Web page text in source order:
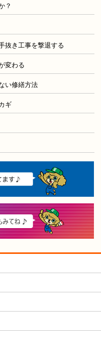
？
抜き工事を撃退する
変わる
い修繕方法
ギ